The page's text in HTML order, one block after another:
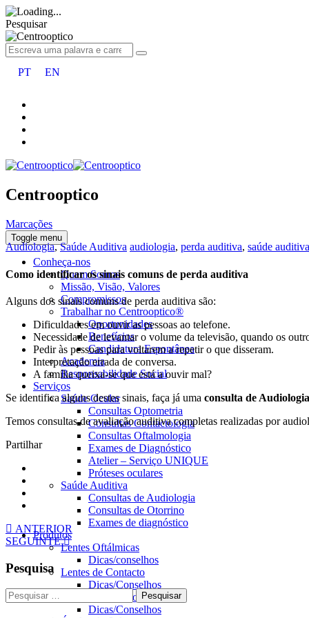
Pesquisar
PT EN
Centrooptico
Marcações
Toggle menu
Conheça-nos
Quem Somos
Missão, Visão, Valores
Compromissos
Trabalhar no Centrooptico®
Oportunidades
Benefícios
Candidatura Espontânea
Academia
Responsabilidade Social
Serviços
Saúde Ocular
Consultas Optometria
Consultas Contactologia
Consultas Oftalmologia
Exames de Diagnóstico
Atelier – Serviço UNIQUE
Próteses oculares
Saúde Auditiva
Consultas de Audiologia
Consultas de Otorrino
Exames de diagnóstico
Produtos
Lentes Oftálmicas
Dicas/conselhos
Lentes de Contacto
Dicas/Conselhos
Óculos Graduados
Dicas/Conselhos
Categorias
Audiologia,Saúde Auditiva Tags
audiologia, perda auditiva, saúde auditiva
Como identificar os sinais comuns de perda auditiva
Alguns dos sinais comuns de perda auditiva são:
Dificuldades em ouvir as pessoas ao telefone.
Necessidade de levantar o volume da televisão, quando os
Pedir às pessoas para voltarem a repetir o que disseram.
Interpretação errada de conversa.
A família queixa-se que está a ouvir mal?
Se identifica alguns destes sinais, faça já uma consulta de Audiologia
Temos consultas de avaliação auditiva completas realizadas por
Partilhar
ANTERIOR
SEGUINTE
Pesquisa
Pesquisar
por: